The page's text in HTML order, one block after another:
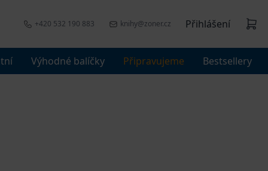
+420 532 190 883 knihy@zoner.cz Přihlášení
Výhodné balíčky Připravujeme Bestsellery